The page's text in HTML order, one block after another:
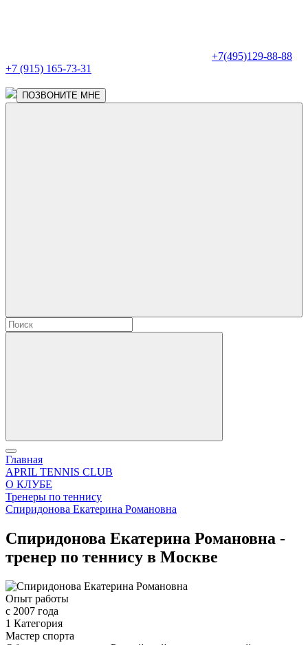
+7(495)129-88-88
+7 (915) 165-73-31
ПОЗВОНИТЕ МНЕ
Главная
APRIL TENNIS CLUB
О КЛУБЕ
Тренеры по теннису
Спиридонова Екатерина Романовна
Спиридонова Екатерина Романовна -
тренер по теннису в Москве
Опыт работы
с 2007 года
1 Категория
Мастер спорта